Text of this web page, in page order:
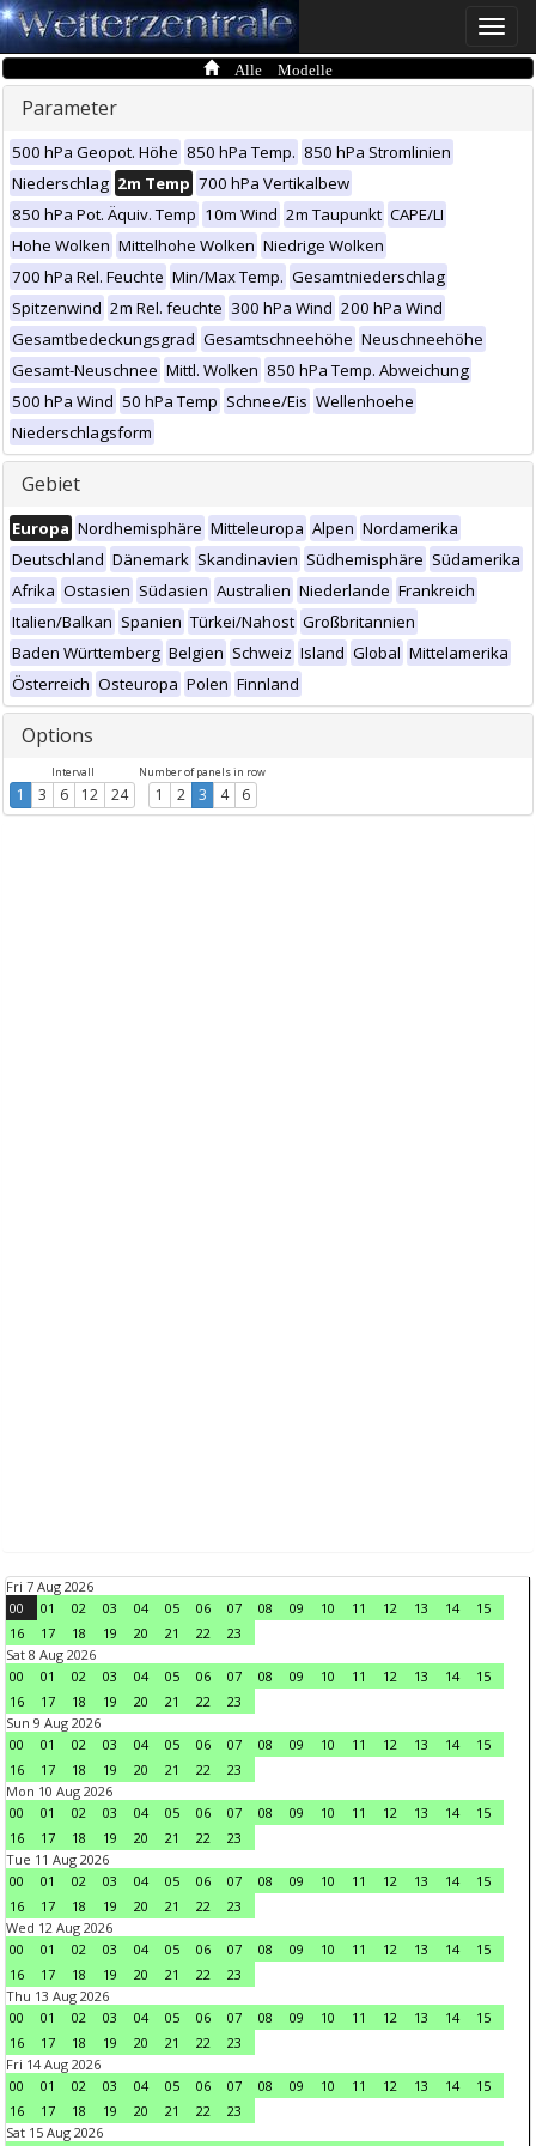
Toggle
Alle Modelle
Parameter
500 hPa Geopot. Höhe 850 hPa Temp. 850 hPa Stromlinien
Niederschlag 2m Temp 700 hPa Vertikalbew
850 hPa Pot. Äquiv. Temp 10m Wind 2m Taupunkt CAPE/LI
Hohe Wolken Mittelhohe Wolken Niedrige Wolken
700 hPa Rel. Feuchte Min/Max Temp. Gesamtniederschlag
Spitzenwind 2m Rel. feuchte 300 hPa Wind 200 hPa Wind
Gesamtbedeckungsgrad Gesamtschneehöhe Neuschneehöhe
Gesamt-Neuschnee Mittl. Wolken 850 hPa Temp. Abweichung
500 hPa Wind 50 hPa Temp Schnee/Eis Wellenhoehe
Niederschlagsform
Gebiet
Europa Nordhemisphäre Mitteleuropa Alpen Nordamerika
Deutschland Dänemark Skandinavien Südhemisphäre Südamerika
Afrika Ostasien Südasien Australien Niederlande Frankreich
Italien/Balkan Spanien Türkei/Nahost Großbritannien
Baden Württemberg Belgien Schweiz Island Global Mittelamerika
Österreich Osteuropa Polen Finnland
Options
Intervall
1 3 6 12 24
Number of panels in row
1 2 3 4 6
Fri 7 Aug 2026
00
01 02 03 04 05 06 07 08 09 10 11 12 13 14
15
16
17 18 19 20 21 22
23
Sat 8 Aug 2026
00
01 02 03 04 05 06 07 08 09 10 11 12 13 14
15
16
17 18 19 20 21 22
23
Sun 9 Aug 2026
00
01 02 03 04 05 06 07 08 09 10 11 12 13 14
15
16
17 18 19 20 21 22
23
Mon 10 Aug 2026
00
01 02 03 04 05 06 07 08 09 10 11 12 13 14
15
16
17 18 19 20 21 22
23
Tue 11 Aug 2026
00
01 02 03 04 05 06 07 08 09 10 11 12 13 14
15
16
17 18 19 20 21 22
23
Wed 12 Aug 2026
00
01 02 03 04 05 06 07 08 09 10 11 12 13 14
15
16
17 18 19 20 21 22
23
Thu 13 Aug 2026
00
01 02 03 04 05 06 07 08 09 10 11 12 13 14
15
16
17 18 19 20 21 22
23
Fri 14 Aug 2026
00
01 02 03 04 05 06 07 08 09 10 11 12 13 14
15
16
17 18 19 20 21 22
23
Sat 15 Aug 2026